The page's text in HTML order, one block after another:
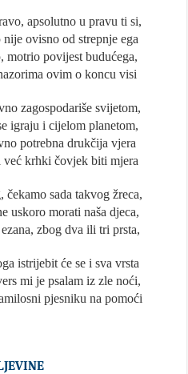
apsolutno u pravu ti si,
ovisno od strepnje ega
motrio povijest budućega,
ovim o koncu visi
zagospodariše svijetom,
igraju i cijelom planetom,
potrebna drukčija vjera
krhki čovjek biti mjera
sada takvog žreca,
uskoro morati naša djeca,
zbog dva ili tri prsta,
istrijebit će se i sva vrsta
mi je psalam iz zle noći,
pjesniku na pomoći